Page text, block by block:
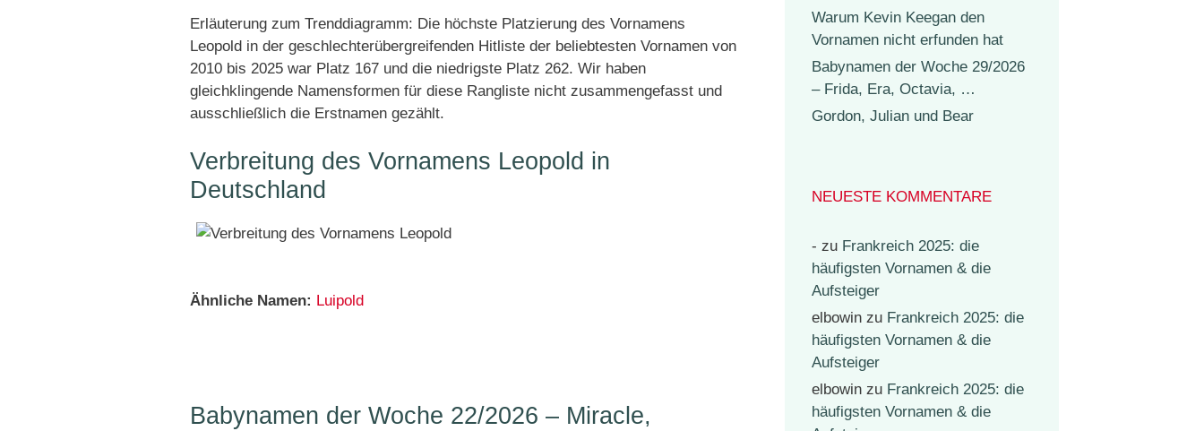
Erläuterung zum Trenddiagramm: Die höchste Platzierung des Vornamens
Leopold in der geschlechterübergreifenden Hitliste der beliebtesten Vornamen von
2010 bis 2025 war Platz 167 und die niedrigste Platz 262. Wir haben
gleichklingende Namensformen für diese Rangliste nicht zusammengefasst und
ausschließlich die Erstnamen gezählt.
Verbreitung des Vornamens Leopold in
Deutschland
Ähnliche Namen: Luipold
Babynamen der Woche 22/2026 – Miracle,
Warum Kevin Keegan den
Vornamen nicht erfunden hat
Babynamen der Woche 29/2026
– Frida, Era, Octavia, …
Gordon, Julian und Bear
NEUESTE KOMMENTARE
- zu Frankreich 2025: die
häufigsten Vornamen & die
Aufsteiger
elbowin zu Frankreich 2025: die
häufigsten Vornamen & die
Aufsteiger
elbowin zu Frankreich 2025: die
häufigsten Vornamen & die